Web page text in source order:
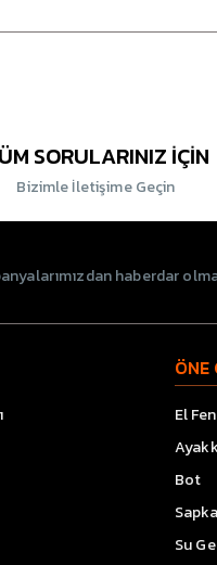
SORULARINIZ İÇİN
Bizimle İletişime Geçin
haberdar
ÖNE
El
Bot
Su